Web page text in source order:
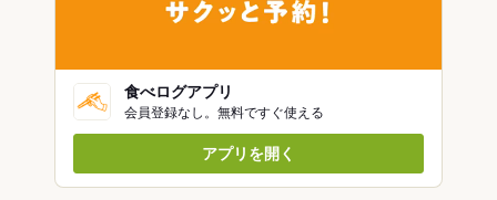
食べログアプリ
会員登録なし。無料ですぐ使える
アプリを開く